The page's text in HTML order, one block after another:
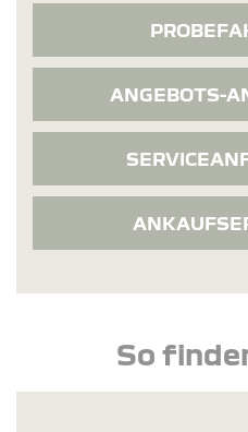
ANGEBOTS-
So